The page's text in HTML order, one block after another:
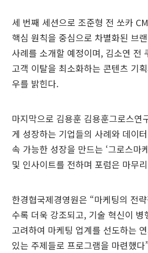
세 번째 세션으로 조준형 전 쏘카
핵심 원칙을 중심으로 차별화된 브
사례를 소개할 예정이며, 김소연 전
고객 이탈을 최소화하는 콘텐츠 기
우를 밝힌다.
마지막으로 김용훈 김용훈그로스연
게 성장하는 기업들의 사례와 데이
속 가능한 성장을 만드는 ‘그로스마
및 인사이트를 전하며 포럼은 마무
한경협국제경영원은 “마케팅의 전
수록 더욱 강조되고, 기술 혁신이 병
고려하여 마케팅 업계를 선도하는
있는 주제들로 프로그램을 마련했